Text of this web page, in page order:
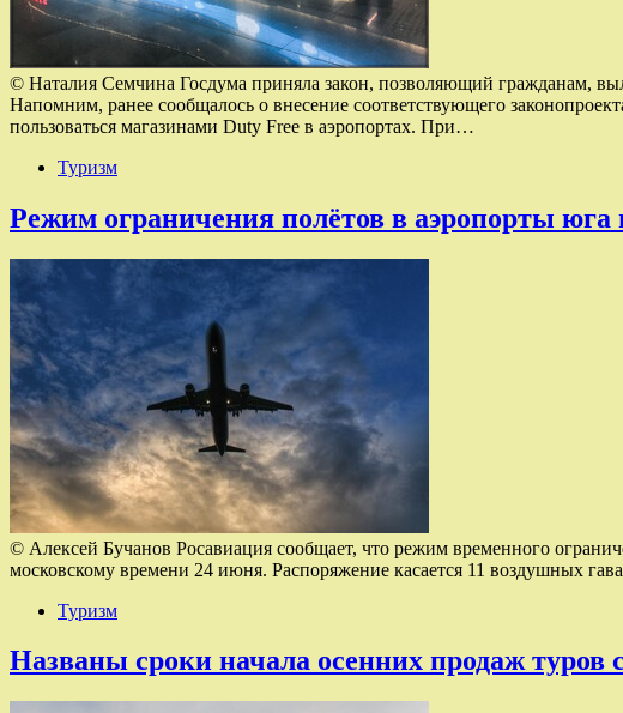
© Наталия Семчина Госдума приняла закон, позволяющий гражданам,
Напомним, ранее сообщалось о внесение соответствующего
пользоваться магазинами Duty Free в аэропортах. При…
Туризм
Режим ограничения полётов в аэропорты юга
© Алексей Бучанов Росавиация сообщает, что режим временного
московскому времени 24 июня. Распоряжение касается 11 воздушных
Туризм
Названы сроки начала осенних продаж туров